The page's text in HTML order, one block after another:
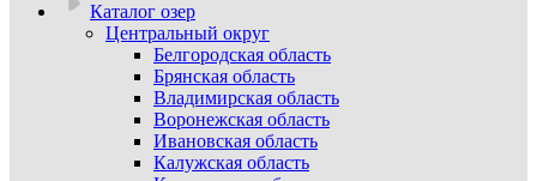
Каталог озер
Центральный округ
Белгородская область
Брянская область
Владимирская область
Воронежская область
Ивановская область
Калужская область